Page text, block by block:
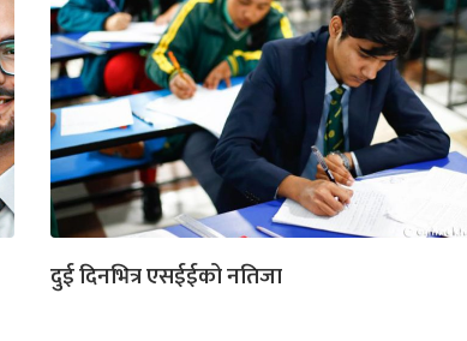
दुई दिनभित्र एसईईको नतिजा